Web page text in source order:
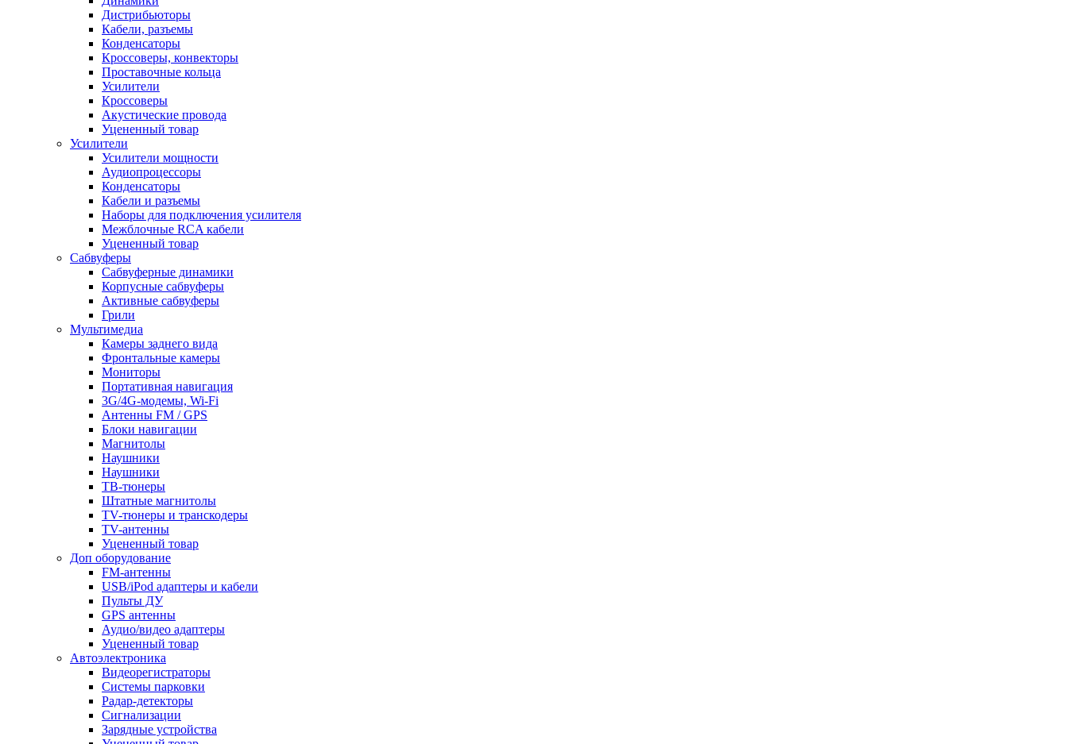
Дистрибьюторы
Кабели, разъемы
Конденсаторы
Кроссоверы, конвекторы
Проставочные кольца
Усилители
Кроссоверы
Акустические провода
Уцененный товар
Усилители
Усилители мощности
Аудиопроцессоры
Конденсаторы
Кабели и разъемы
Наборы для подключения усилителя
Межблочные RCA кабели
Уцененный товар
Сабвуферы
Сабвуферные динамики
Корпусные сабвуферы
Активные сабвуферы
Грили
Мультимедиа
Камеры заднего вида
Фронтальные камеры
Мониторы
Портативная навигация
3G/4G-модемы, Wi-Fi
Антенны FM / GPS
Блоки навигации
Магнитолы
Наушники
Наушники
ТВ-тюнеры
Штатные магнитолы
TV-тюнеры и транскодеры
TV-антенны
Уцененный товар
Доп оборудование
FM-антенны
USB/iPod адаптеры и кабели
Пульты ДУ
GPS антенны
Аудио/видео адаптеры
Уцененный товар
Автоэлектроника
Видеорегистраторы
Системы парковки
Радар-детекторы
Сигнализации
Зарядные устройства